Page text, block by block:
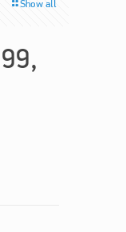
Show all